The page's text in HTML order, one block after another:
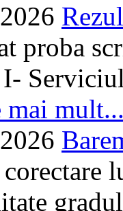
proba
mai mult...